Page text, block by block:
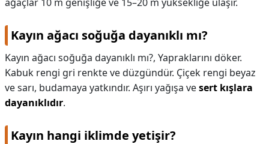
Kayın ağacı soğuğa dayanıklı mı?
Kayın ağacı soğuğa dayanıklı mı?, Yapraklarını döker.
Kabuk rengi gri renkte ve düzgündür. Çiçek rengi beyaz
ve sarı, budamaya yatkındır. Aşırı yağışa vesert kışlara
dayanıklıdır.
Kayın hangi iklimde yetişir?